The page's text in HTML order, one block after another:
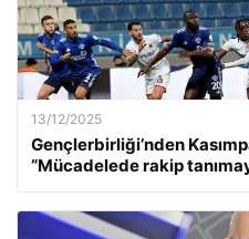
13/12/2025
Gençlerbirliği’nden
“Mücadelede rakip